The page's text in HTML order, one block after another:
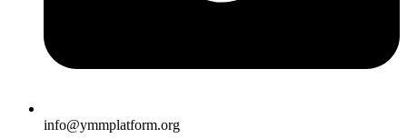
info@ymmplatform.org